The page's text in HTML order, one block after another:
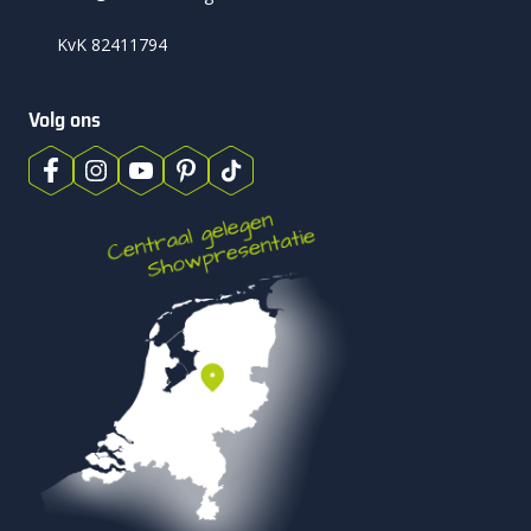
rustig en verzorgd. Dit formaat sluit goed aan bij moderne
Het patroon blijft overzichtelijk. Wel vraagt dit formaat om
een stabiele ondergrond en nauwkeurige plaatsing om
hoogteverschillen te voorkomen. Met 4 cm dikte is Patio
Square Top 60×60 bedoeld voor normaal gebruik. Voor
opritten of zwaar belaste oppervlakken is een dikkere
bestrating nodig die geschikt is voor voertuigen.
Ondergrond en aanleg: de basis voor
jarenlang plezier
Patio Square Top 60×60 is eenvoudig te verwerken. Een goed
geëgaliseerd zandbed is voldoende als ondergrond. Een
speciale fundering is bij normaal terrasgebruik niet nodig.
De geïntegreerde afstandhouders zorgen automatisch voor
KvK 82411794
Volg ons